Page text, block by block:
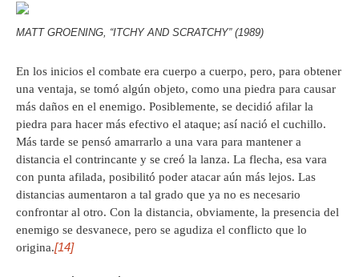
MATT GROENING, “ITCHY AND SCRATCHY” (1989)
En los inicios el combate era cuerpo a cuerpo, pero, para obtener
una ventaja, se tomó algún objeto, como una piedra para causar
más daños en el enemigo. Posiblemente, se decidió afilar la
piedra para hacer más efectivo el ataque; así nació el cuchillo.
Más tarde se pensó amarrarlo a una vara para mantener a
distancia el contrincante y se creó la lanza. La flecha, esa vara
con punta afilada, posibilitó poder atacar aún más lejos. Las
distancias aumentaron a tal grado que ya no es necesario
confrontar al otro. Con la distancia, obviamente, la presencia del
enemigo se desvanece, pero se agudiza el conflicto que lo
origina.[14]